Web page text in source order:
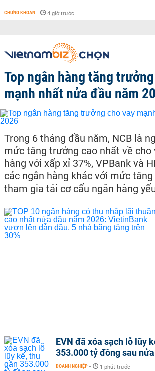
CHỨNG KHOÁN - 4 giờ trước
Top ngân hàng tăng
mạnh nhất nửa đầu năm
Trong 6 tháng đầu năm, NCB là
mức tăng trưởng cao nhất về cho
hàng với xấp xỉ 37%, VPBank và
các ngân hàng khác với mức
tham gia tái cơ cấu ngân hàng
EVN đã xóa sạch lỗ lũy
353.000 tỷ đồng sau
DOANH NGHIỆP - 1 phút trước